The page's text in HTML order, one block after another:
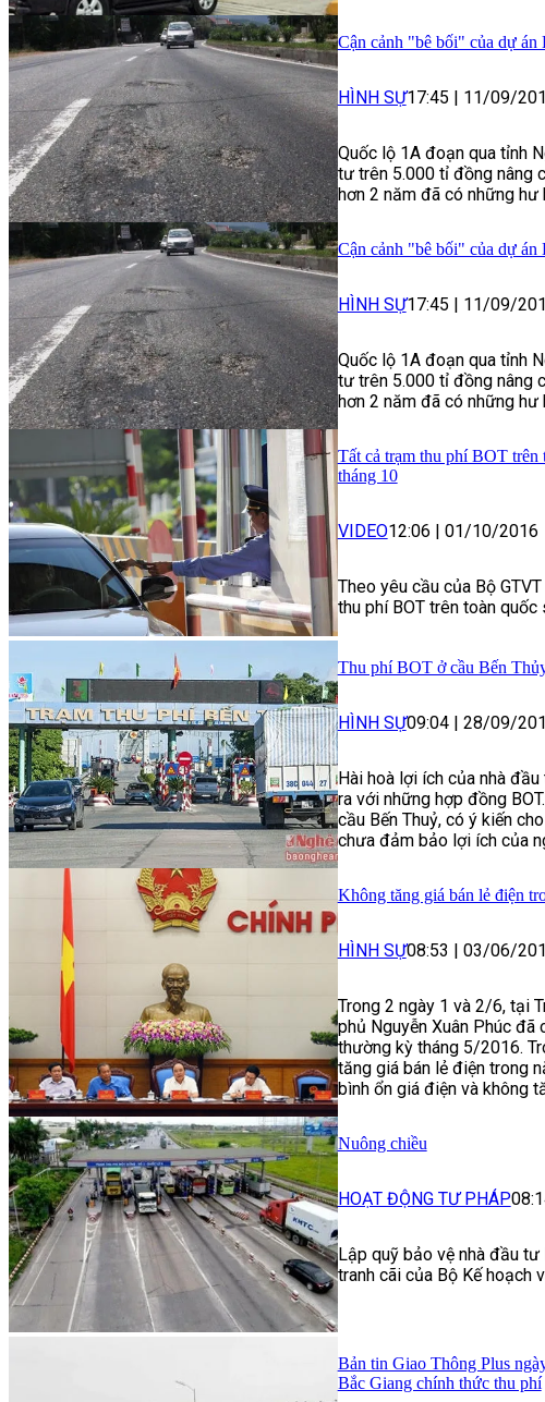
Cận cảnh "bê bối" của dự
HÌNH SỰ17:45 | 11/09/
Quốc lộ 1A đoạn qua tỉnh
tư trên 5.000 tỉ đồng nâng
hơn 2 năm đã có những hư
Cận cảnh "bê bối" của dự
HÌNH SỰ17:45 | 11/09/
Quốc lộ 1A đoạn qua tỉnh
tư trên 5.000 tỉ đồng nâng
hơn 2 năm đã có những hư
Tất cả trạm thu phí BOT trên
tháng 10
VIDEO12:06 | 01/10/2016
Theo yêu cầu của Bộ
thu phí BOT trên toàn
Thu phí BOT ở cầu Bến
HÌNH SỰ09:04 | 28/09/
Hài hoà lợi ích của nhà
ra với những hợp đồng
cầu Bến Thuỷ, có ý kiến
chưa đảm bảo lợi ích của
Không tăng giá bán lẻ điện
HÌNH SỰ08:53 | 03/06/
Trong 2 ngày 1 và 2/6, tại
phủ Nguyễn Xuân Phúc đã
thường kỳ tháng 5/2016.
tăng giá bán lẻ điện trong
bình ổn giá điện và không
Nuông chiều
HOẠT ĐỘNG TƯ PHÁP
Lập quỹ bảo vệ nhà đầu tư
tranh cãi của Bộ Kế hoạch
Bản tin Giao Thông Plus
Bắc Giang chính thức thu phí